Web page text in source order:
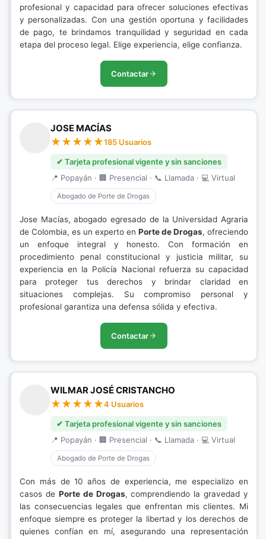
profesional y capacidad para ofrecer soluciones efectivas
y personalizadas. Con una gestión oportuna y facilidades
de pago, te brindamos tranquilidad y seguridad en cada
etapa del proceso legal. Elige experiencia, elige confianza.
Contactar
JOSE MACÍAS
185 Usuarios
✔ Tarjeta profesional vigente y sin sanciones
📍 Popayán · 🏢 Presencial · 📞 Llamada · 💻 Virtual
Abogado de Porte de Drogas
Jose Macías, abogado egresado de la Universidad Agraria
de Colombia, es un experto en Porte de Drogas, ofreciendo
un enfoque integral y honesto. Con formación en
procedimiento penal constitucional y justicia militar, su
experiencia en la Policía Nacional refuerza su capacidad
para proteger tus derechos y brindar claridad en
situaciones complejas. Su compromiso personal y
profesional garantiza una defensa sólida y efectiva.
Contactar
WILMAR JOSÉ CRISTANCHO
4 Usuarios
✔ Tarjeta profesional vigente y sin sanciones
📍 Popayán · 🏢 Presencial · 📞 Llamada · 💻 Virtual
Abogado de Porte de Drogas
Con más de 10 años de experiencia, me especializo en
casos de Porte de Drogas, comprendiendo la gravedad y
las consecuencias legales que enfrentan mis clientes. Mi
enfoque siempre es proteger la libertad y los derechos de
quienes confían en mí, asegurando una representación